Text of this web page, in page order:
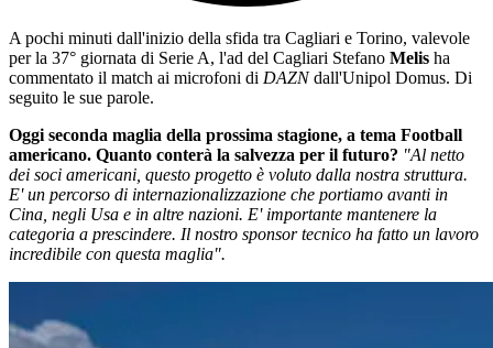
A pochi minuti dall'inizio della sfida tra Cagliari e Torino, valevole
per la 37° giornata di Serie A, l'ad del Cagliari Stefano Melis ha
commentato il match ai microfoni di DAZNdall'Unipol Domus. Di
seguito le sue parole.
Oggi seconda maglia della prossima stagione, a tema Football
americano. Quanto conterà la salvezza per il futuro? "Al netto
dei soci americani, questo progetto è voluto dalla nostra struttura.
E' un percorso di internazionalizzazione che portiamo avanti in
Cina, negli Usa e in altre nazioni. E' importante mantenere la
categoria a prescindere. Il nostro sponsor tecnico ha fatto un lavoro
incredibile con questa maglia".